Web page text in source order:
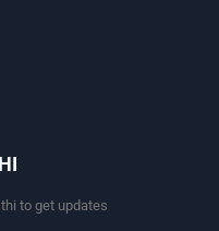
to get updates